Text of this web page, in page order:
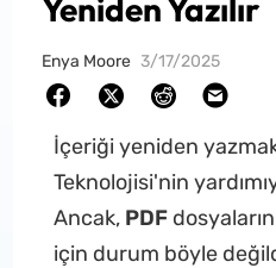
Yeniden Yazılır
Enya Moore 3/17/2025
İçeriği yeniden
Teknolojisi'nin
Ancak, PDF
için durum böyle